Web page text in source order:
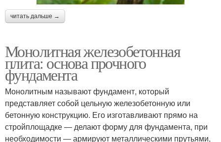
читать дальше →
Монолитная железобетонная
плита: основа прочного
фундамента
Монолитным называют фундамент, который
представляет собой цельную железобетонную или
бетонную конструкцию. Его изготавливают прямо на
стройплощадке ― делают форму для фундамента, при
необходимости ― армируют металлическими прутьями,